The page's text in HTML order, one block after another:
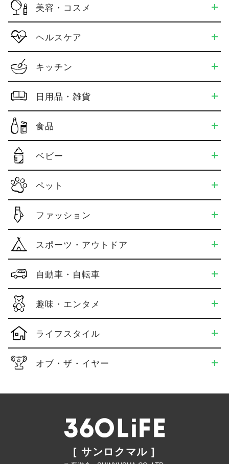
美容・コスメ
ヘルスケア
キッチン
日用品・雑貨
食品
ベビー
ペット
ファッション
スポーツ・アウトドア
自動車・自転車
趣味・エンタメ
ライフスタイル
オブ・ザ・イヤー
[ サンロクマル ]